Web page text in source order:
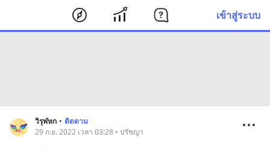
เข้าสู่ระบบ
วิรุฬหก • ติดตาม
29 ก.ย. 2022 เวลา 03:28 • ปรัชญา